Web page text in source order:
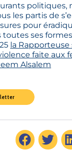
politiques,
les partis de
pour
ses
la Rapporteuse
faite aux
Alsalem